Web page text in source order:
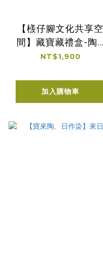
【檨仔腳文化共享空
間】藏寶藏禮盒-陶X
山茶
NT$1,900
加入購物車